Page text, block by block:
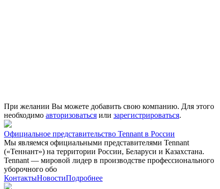
При желании Вы можете добавить свою компанию. Для этого
необходимо авторизоваться или зарегистрироваться.
Официальное представительство Tennant в России
Мы являемся официальными представителями Tennant
(«Теннант») на территории России, Беларуси и Казахстана.
Tennant — мировой лидер в производстве профессионального
уборочного обо
КонтактыНовостиПодробнее